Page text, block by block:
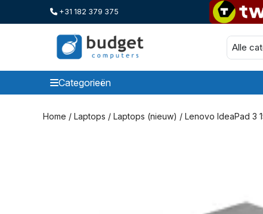
+31 182 379 375
Categorieën
Categorieen
Home / Laptops / Laptops (nieuw) / Lenovo IdeaPad 3